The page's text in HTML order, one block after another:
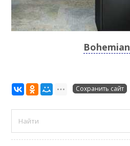
Bohemian
Сохранить сайт